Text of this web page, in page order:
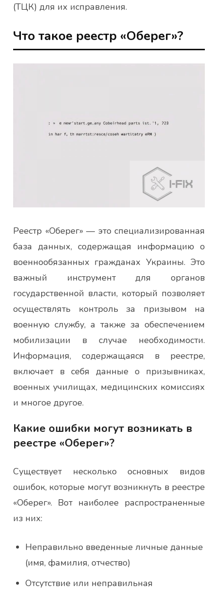
(ТЦК) для их исправления.
Что такое реестр «Оберег»?
Реестр «Оберег» — это специализированная
база данных, содержащая информацию о
военнообязанных гражданах Украины. Это
важный инструмент для органов
государственной власти, который позволяет
осуществлять контроль за призывом на
военную службу, а также за обеспечением
мобилизации в случае необходимости.
Информация, содержащаяся в реестре,
включает в себя данные о призывниках,
военных училищах, медицинских комиссиях
и многое другое.
Какие ошибки могут возникать в
реестре «Оберег»?
Существует несколько основных видов
ошибок, которые могут возникнуть в реестре
«Оберег». Вот наиболее распространенные
из них:
Неправильно введенные личные данные
(имя, фамилия, отчество)
Отсутствие или неправильная